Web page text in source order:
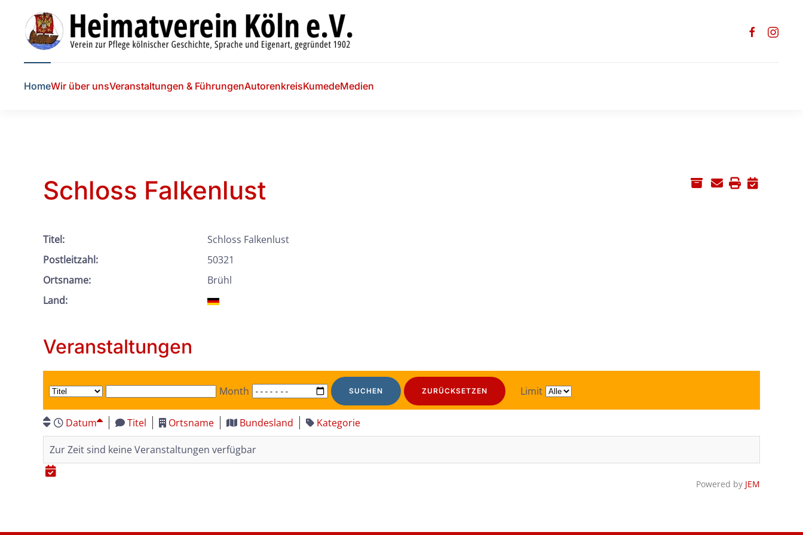
Skip to main content
HomeWir über unsVeranstaltungen & FührungenAutorenkreisKumedeMedien
Schloss Falkenlust
Titel:
Schloss Falkenlust
Postleitzahl:
50321
Ortsname:
Brühl
Land:
Veranstaltungen
Month SUCHEN ZURÜCKSETZEN Limit
Datum Titel Ortsname Bundesland Kategorie
Zur Zeit sind keine Veranstaltungen verfügbar
Powered by JEM